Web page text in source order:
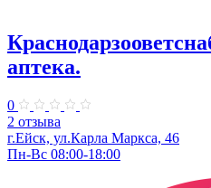
аптека.
0
2 отзыва
г.Ейск, ул.Карла Маркса, 46
Пн-Вс 08:00-18:00